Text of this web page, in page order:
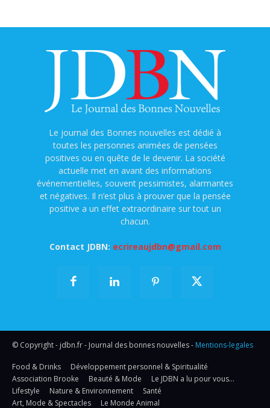
Le journal des Bonnes nouvelles est dédié à
toutes les personnes animées de pensées
positives ou en quête de le devenir. La société
actuelle met en avant des informations
événementielles, souvent pessimistes, alarmantes
et négatives. Il n’est plus à prouver que la pensée
positive a un effet extraordinaire sur tout un
chacun.
Contact JDBN: ecrireaujdbn@gmail.com
© Copyright - jdbn.fr - Journal des bonnes nouvelles - Mentions-legales
Food & Drinks
Développement personnel & Spiritualité
Association Brooke
Beauté & Mode
Le JDBN a lu pour vous…
Lifestyle
Nature & Environnement
Santé
Art, Mode & Spectacles
Le Monde Animal